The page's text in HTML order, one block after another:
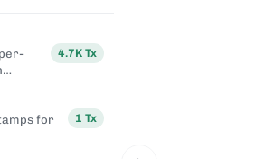
4.7K Tx
for
1 Tx